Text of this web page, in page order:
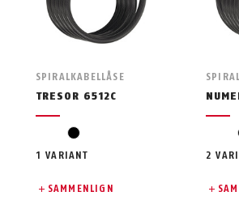
SPIRALKABELLÅSE
TRESOR 6512C
sort
1 VARIANT
SAMMENLIGN
2